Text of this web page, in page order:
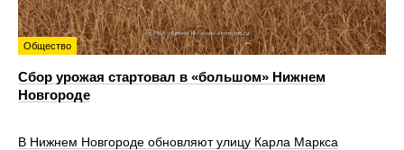
Общество
Сбор урожая стартовал в «большом» Нижнем
Новгороде
В Нижнем Новгороде обновляют улицу Карла Маркса